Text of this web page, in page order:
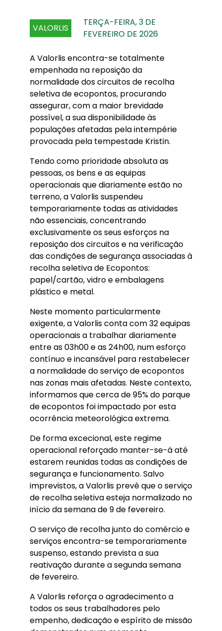
VALORLIS
TERÇA-FEIRA, 3 DE
FEVEREIRO DE 2026
A Valorlis encontra-se totalmente
empenhada na reposição da
normalidade dos circuitos de recolha
seletiva de ecopontos, procurando
assegurar, com a maior brevidade
possível, a sua disponibilidade às
populações afetadas pela intempérie
provocada pela tempestade Kristin.
Tendo como prioridade absoluta as
pessoas, os bens e as equipas
operacionais que diariamente estão no
terreno, a Valorlis suspendeu
temporariamente todas as atividades
não essenciais, concentrando
exclusivamente os seus esforços na
reposição dos circuitos e na verificação
das condições de segurança associadas à
recolha seletiva de Ecopontos:
papel/cartão, vidro e embalagens
plástico e metal.
Neste momento particularmente
exigente, a Valorlis conta com 32 equipas
operacionais a trabalhar diariamente
entre as 03h00 e as 24h00, num esforço
contínuo e incansável para restabelecer
a normalidade do serviço de ecopontos
nas zonas mais afetadas. Neste contexto,
informamos que cerca de 95% do parque
de ecopontos foi impactado por esta
ocorrência meteorológica extrema.
De forma excecional, este regime
operacional reforçado manter-se-á até
estarem reunidas todas as condições de
segurança e funcionamento. Salvo
imprevistos, a Valorlis prevê que o serviço
de recolha seletiva esteja normalizado no
início da semana de 9 de fevereiro.
O serviço de recolha junto do comércio e
serviços encontra-se temporariamente
suspenso, estando prevista a sua
reativação durante a segunda semana
de fevereiro.
A Valorlis reforça o agradecimento a
todos os seus trabalhadores pelo
empenho, dedicação e espírito de missão